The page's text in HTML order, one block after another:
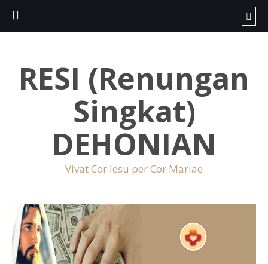
RESI (Renungan
Singkat)
DEHONIAN
Vivat Cor Iesu per Cor Mariae